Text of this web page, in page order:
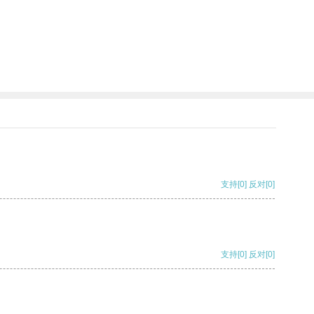
支持[0] 反对[0]
支持[0] 反对[0]